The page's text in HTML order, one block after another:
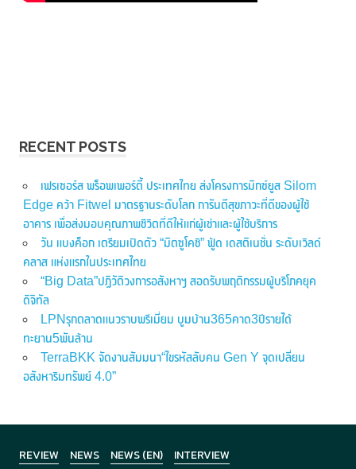
RECENT POSTS
เฟรเซอร์ส พร็อพเพอร์ตี้ ประเทศไทย ส่งโครงการมิกซ์ยูส Silom
Edge คว้า Fitwel มาตรฐานระดับโลก การันตีสุขภาวะที่ดีของผู้ใช้
อาคาร เพื่อส่งมอบคุณภาพชีวิตที่ดีให้แก่ผู้เช่าและผู้ใช้บริการ
วัน แบงค็อก เตรียมเปิดตัว “มิตซูโคชิ” ฟู้ด เดสติเนชั่น ระดับเวิลด์
คลาส แห่งแรกในประเทศไทย
“Big Data”ปฏิวัติวงการอสังหาฯ สอดรับพฤติกรรมผู้บริโภคยุค
ดิจิทัล
LPNรุกตลาดแนวราบพรีเมี่ยม บูมบ้าน365คาด3ปีรายได้
ทะยาน5พันล้าน
TerraBKK จัดงานสัมมนา“ไขรหัสลับคน Gen Y จุดเปลี่ยน
อสังหาริมทรัพย์ 4.0”
REVIEW NEWS NEWS (EN) INTERVIEW